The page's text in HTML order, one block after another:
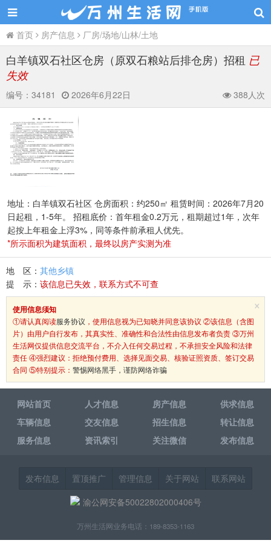
首页 房产信息 厂房/场地/山林/土地
白羊镇双石社区仓房（原双石粮站后排仓房）招租 已
失效
编号： 34181 2026年6月22日 388人次
地址：白羊镇双石社区 仓房面积：约250㎡ 租赁时间：2026年7月20
日起租，1-5年。 招租底价：首年租金0.2万元，租期超过1年，次年
起按上年租金上浮3%，同等条件前承租人优先。
*所示面积为建筑面积，最终以房产实测为准
地 区： 其他乡镇
提 示： 该信息已失效，联系方式不可查
×
使用信息须知
①请认真阅读服务协议 ，使用信息视为已知晓并同意该协议 ②该信息（含图
片）由用户自行发布，其真实性、准确性和合法性由信息发布者负责 ③万州
生活网仅提供信息交流平台，不介入任何交易过程，不承担安全风险和法律
责任 ④强烈建议：拒绝预付费用、选择见面交易、核验证照资质、签订交易
合同 ⑤特别提示： 警惕网络黑手，谨防网络诈骗
网站首页 人才信息 房产信息
供求信息
车辆信息
交友信息 招生信息
转让信息
服务信息
资讯索引 关注微信 发布信息
发布信息 置顶推广 管理信息 关于网站
联系网站
渝公网安备50022802000406号
万州生活网业务电话：189-8353-1163